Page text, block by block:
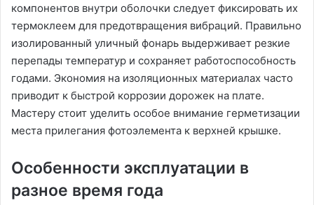
компонентов внутри оболочки следует фиксировать их
термоклеем для предотвращения вибраций. Правильно
изолированный уличный фонарь выдерживает резкие
перепады температур и сохраняет работоспособность
годами. Экономия на изоляционных материалах часто
приводит к быстрой коррозии дорожек на плате.
Мастеру стоит уделить особое внимание герметизации
места прилегания фотоэлемента к верхней крышке.
Особенности эксплуатации в
разное время года